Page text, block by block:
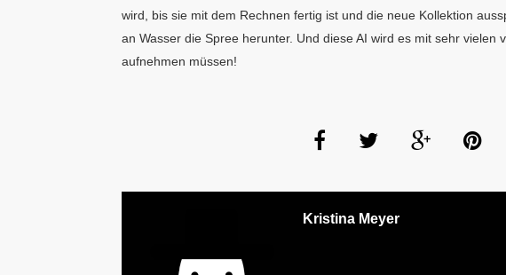
wird, bis sie mit dem Rechnen fertig ist und die neue Kollektion
an Wasser die Spree herunter. Und diese AI wird es mit sehr vielen
aufnehmen müssen!
Kristina Meyer